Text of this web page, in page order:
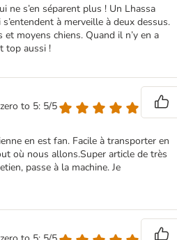
ne s’en séparent plus ! Un Lhassa
à merveille à deux dessus.
moyens chiens. Quand il n’y en a
top aussi !
to 5: 5/5
en est fan. Facile à transporter en
où nous allons.Super article de très
passe à la machine. Je